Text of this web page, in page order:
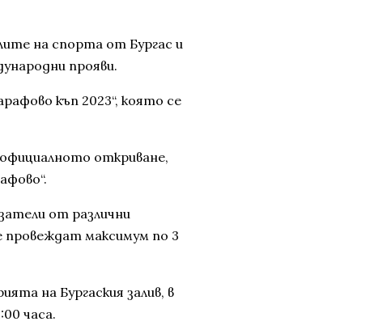
на спорта от Бургас и
прояви.
къп 2023“, която се
откриване,
от различни
провеждат максимум по 3
на Бургаския залив, в
часа.